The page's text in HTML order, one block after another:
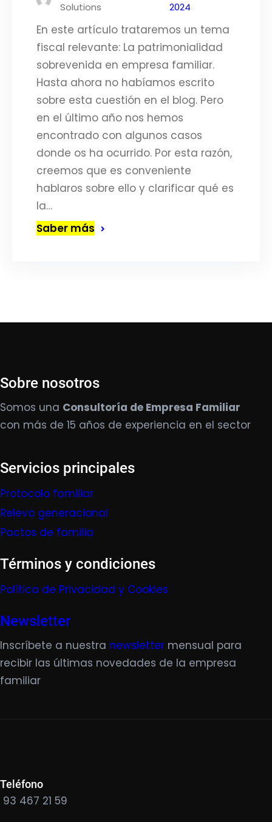
Solutions
2024
En este artículo trataremos un tema
fiscal relevante: La patrimonialidad
sobrevenida en empresa familiar.
Hasta ahora no habíamos escrito
sobre esta cuestión en el blog. Pero
en el último año nos hemos
encontrado con algunos casos
donde os ha ocurrido. Por esta razón,
creemos que es conveniente
hablaros sobre ello y clarificar qué es
la…
Saber más
Sobre nosotros
Somos una Consultoría de Empresa Familiar
con más de 15 años de experiencia en el sector
Servicios principales
Protocolo familiar
Relevo generacional
Pactos de familia
Términos y condiciones
Política de Privacidad y Cookies
Newsletter
Inscríbete a nuestra newsletter mensual para
recibir las últimas novedades de la empresa
familiar
Teléfono
93 467 21 59